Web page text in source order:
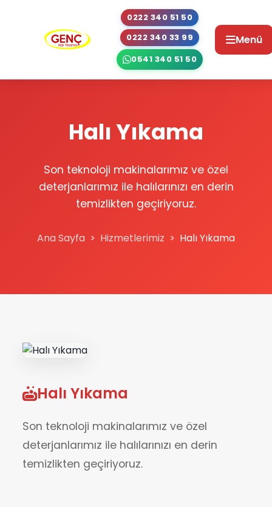
0222 340 51 50
0222 340 33 99
Menü
Halı Yıkama
Son teknoloji makinalarımız ve özel
deterjanlarımız ile halılarınızı en derin
temizlikten geçiriyoruz.
Ana Sayfa Hizmetlerimiz Halı Yıkama
Halı Yıkama
Son teknoloji makinalarımız ve özel
deterjanlarımız ile halılarınızı en derin
temizlikten geçiriyoruz.